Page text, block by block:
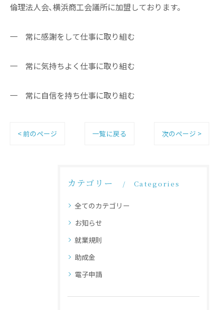
倫理法人会､横浜商工会議所に加盟しております。
一 常に感謝をして仕事に取り組む
一 常に気持ちよく仕事に取り組む
一 常に自信を持ち仕事に取り組む
< 前のページ 一覧に戻る 次のページ >
カテゴリー Categories
全てのカテゴリー
お知らせ
就業規則
助成金
電子申請